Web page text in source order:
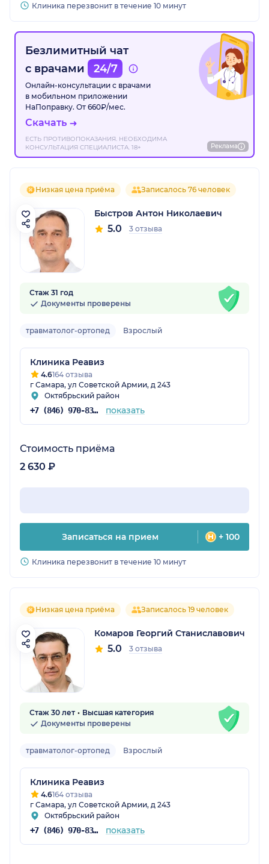
Клиника перезвонит в течение 10 минут
Безлимитный чат
с врачами
24/7
Онлайн-консультации с врачами
в мобильном приложении
НаПоправку. От 660₽/мес.
Скачать
ЕСТЬ ПРОТИВОПОКАЗАНИЯ. НЕОБХОДИМА
КОНСУЛЬТАЦИЯ СПЕЦИАЛИСТА. 18+
Реклама
Низкая цена приёма Записалось 76 человек
Быстров Антон Николаевич
5.0 3 отзыва
Стаж 31 год
Документы проверены
травматолог-ортопед Взрослый
Клиника Реавиз
4.6164 отзыва
г Самара, ул Советской Армии, д 243
Октябрьский район
+7 (846) 970-83-16 показать
Стоимость приёма
2 630 ₽
Записаться на прием + 100
Клиника перезвонит в течение 10 минут
Низкая цена приёма Записалось 19 человек
Комаров Георгий Станиславович
5.0 3 отзыва
Стаж 30 лет
Высшая категория
Документы проверены
травматолог-ортопед Взрослый
Клиника Реавиз
4.6164 отзыва
г Самара, ул Советской Армии, д 243
Октябрьский район
+7 (846) 970-83-16 показать